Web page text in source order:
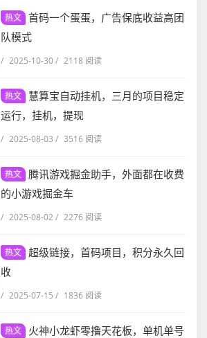
热文 首码一个蛋蛋，广告保底收益高团
队模式
/ 2025-10-30/ 2118 阅读
热文
慧算宝自动挂机，三月的项目稳定
运行，挂机，提现
/ 2025-08-03 / 3516 阅读
热文 腾讯游戏掘金助手，外面都在收费
的小游戏掘金车
/ 2025-08-02 / 2276 阅读
热文 超级链接，首码项目，积分永久回
收
/ 2025-07-15 / 1836 阅读
热文
火神小龙虾零撸天花板，单机单号